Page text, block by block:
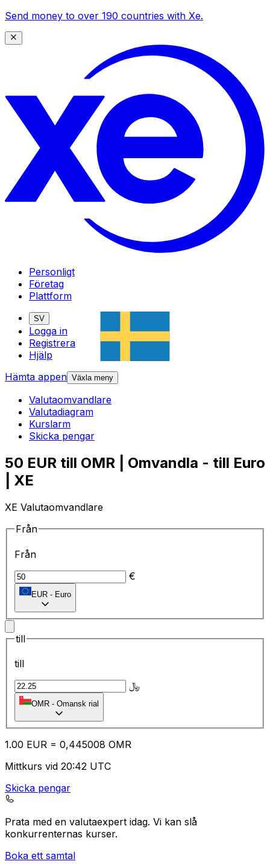
Send money to over 190 countries with Xe.
Personligt
Företag
Plattform
SV
Logga in
Registrera
Hjälp
Hämta appen Växla meny
Valutaomvandlare
Valutadiagram
Kurslarm
Skicka pengar
50 EUR till OMR | Omvandla - till Euro
| XE
XE Valutaomvandlare
Från
Från
€
EUR - Euro
till
till
﷼
OMR - Omansk rial
1.00 EUR = 0,445008 OMR
Mittkurs vid 20:42 UTC
Skicka pengar
Prata med en valutaexpert idag. Vi kan slå
konkurrenternas kurser.
Boka ett samtal